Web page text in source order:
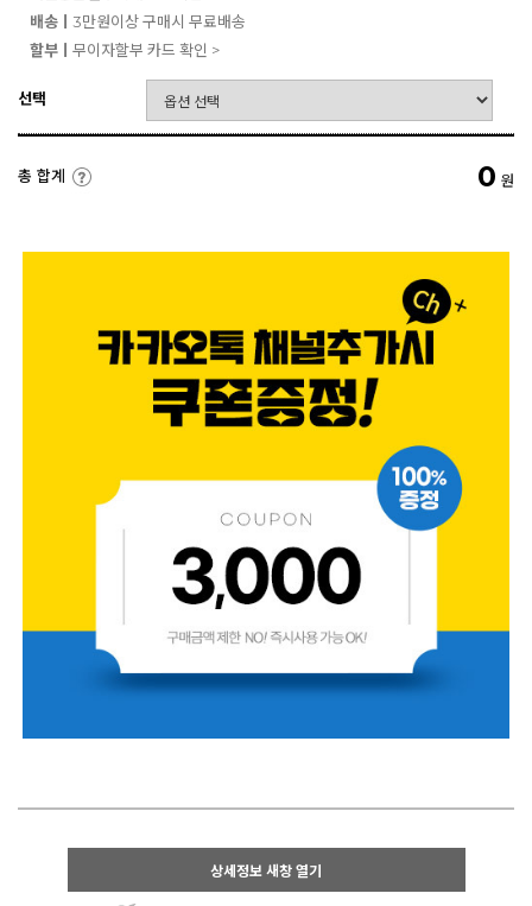
배송ㅣ 3만원이상 구매시 무료배송
할부ㅣ 무이자할부 카드 확인 >
선택
총 합계 0 원
상세정보 새창 열기